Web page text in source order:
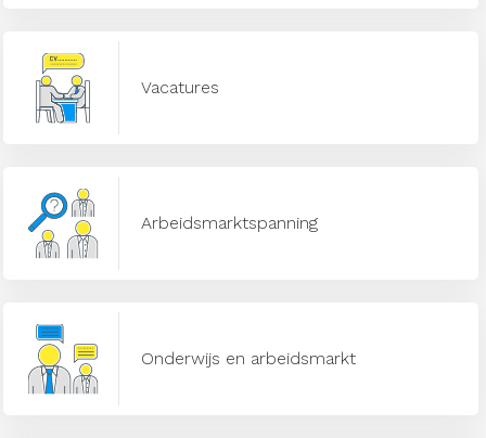
Vacatures
Arbeidsmarktspanning
Onderwijs en arbeidsmarkt